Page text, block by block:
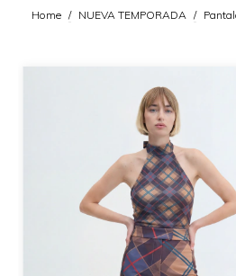
Home / NUEVA TEMPORADA /